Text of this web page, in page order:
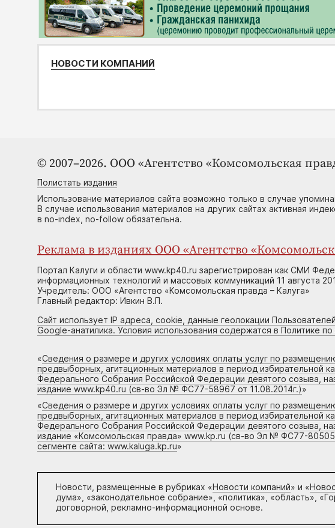
НОВОСТИ КОМПАНИЙ
© 2007–2026. ООО «Агентство «Комсомольская
Полистать издания
Использование материалов сайта возможно только в случае
В случае использования материалов на других сайтах активная
в no-index, no-follow обязательна.
Реклама в изданиях ООО «Агентство
Портал Калуги и области www.kp40.ru зарегистрирован как СМИ
информационных технологий и массовых коммуникаций 11 августа
Учредитель: ООО «Агентство «Комсомольская правда – Калуга»
Главный редактор: Ивкин В.П.
Сайт использует IP адреса, cookie, данные геолокации
Google-анатилика. Условия использования содержатся в Политике
«Сведения о размере и других условиях оплаты услуг по
предвыборных, агитационных материалов в период избирательной
Федерального Собрания Российской Федерации девятого созыва,
издание www.kp40.ru (св-во Эл № ФС77-58967 от 11.08.2014г.)»
«Сведения о размере и других условиях оплаты услуг по
предвыборных, агитационных материалов в период избирательной
Федерального Собрания Российской Федерации девятого созыва,
издание «Комсомольская правда» www.kp.ru (св-во Эл № ФС77-
сегменте сайта: www.kaluga.kp.ru»
Новости, размещенные в рубриках «Новости компаний» и «
дума», «законодательное собрание», «политика», «область»,
договорной, рекламно-информационной основе.